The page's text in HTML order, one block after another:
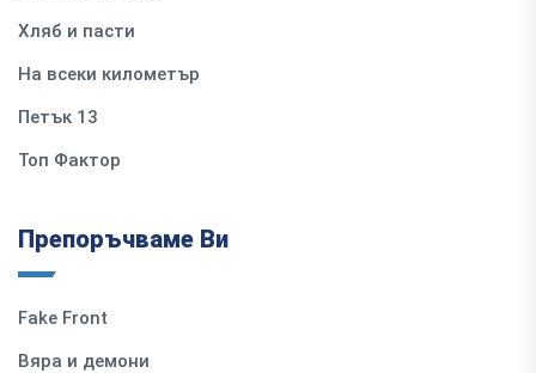
Хляб и пасти
На всеки километър
Петък 13
Топ Фактор
Препоръчваме Ви
Fake Front
Вяра и демони